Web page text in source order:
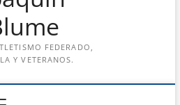
FEDERADO,
Y VETERANOS.